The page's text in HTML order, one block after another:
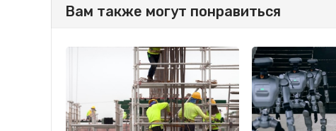
Вам также могут понравиться